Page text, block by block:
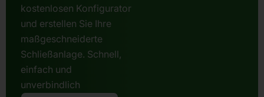
kostenlosen Konfigurator
und erstellen Sie Ihre
maßgeschneiderte
Schließanlage. Schnell,
einfach und
unverbindlich